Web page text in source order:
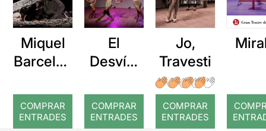
Miquel
Barcelon
COMPRAR
ENTRADES
El
Desvío:
COMPRAR
ENTRADES
Jo,
Travesti
COMPRAR
ENTRADES